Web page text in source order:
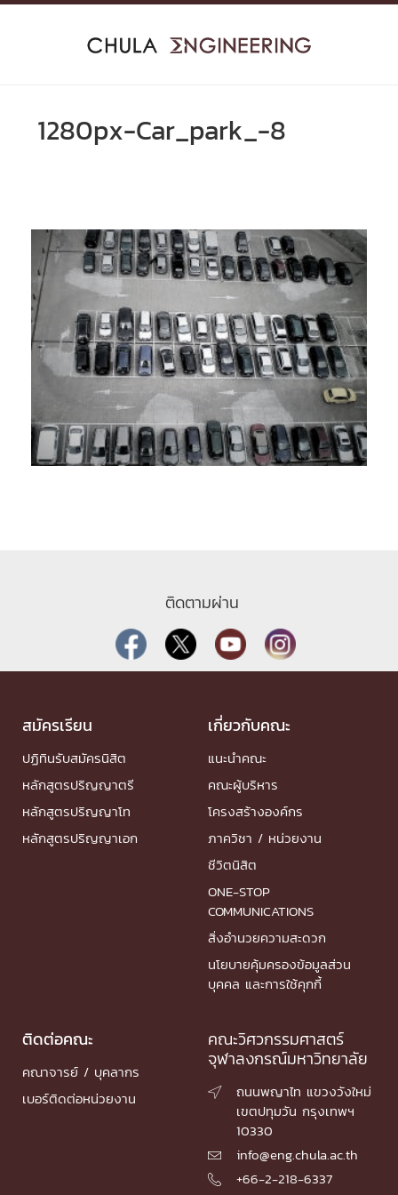
Skip
1280px-Car_park_-8
ติดตามผ่าน
สมัครเรียน
ปฏิทินรับสมัครนิสิต
หลักสูตรปริญญาตรี
หลักสูตรปริญญาโท
หลักสูตรปริญญาเอก
เกี่ยวกับคณะ
แนะนำคณะ
คณะผู้บริหาร
โครงสร้างองค์กร
ภาควิชา / หน่วยงาน
ชีวิตนิสิต
ONE-STOP
COMMUNICATIONS
สิ่งอำนวยความสะดวก
นโยบายคุ้มครองข้อมูลส่วน
บุคคล และการใช้คุกกี้
ติดต่อคณะ
คณาจารย์ / บุคลากร
เบอร์ติดต่อหน่วยงาน
คณะวิศวกรรมศาสตร์
จุฬาลงกรณ์มหาวิทยาลัย

ถนนพญาไท แขวงวังใหม่
เขตปทุมวัน กรุงเทพฯ
10330
 info@eng.chula.ac.th

+66-2-218-6337